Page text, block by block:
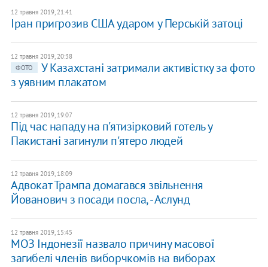
12 травня 2019, 21:41
Іран пригрозив США ударом у Перській затоці
12 травня 2019, 20:38
ФОТО
У Казахстані затримали активістку за фото
з уявним плакатом
12 травня 2019, 19:07
Під час нападу на п'ятизірковий готель у
Пакистані загинули п'ятеро людей
12 травня 2019, 18:09
Адвокат Трампа домагався звільнення
Йованович з посади посла, - Аслунд
12 травня 2019, 15:45
МОЗ Індонезії назвало причину масової
загибелі членів виборчкомів на виборах